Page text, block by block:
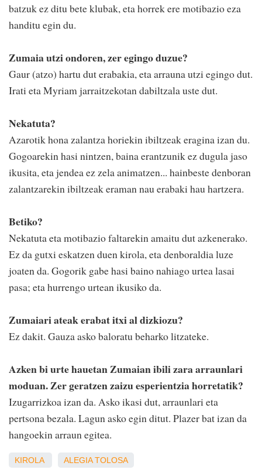
batzuk ez ditu bete klubak, eta horrek ere motibazio eza
handitu egin du.
Zumaia utzi ondoren, zer egingo duzue?
Gaur (atzo) hartu dut erabakia, eta arrauna utzi egingo dut.
Irati eta Myriam jarraitzekotan dabiltzala uste dut.
Nekatuta?
Azarotik hona zalantza horiekin ibiltzeak eragina izan du.
Gogoarekin hasi nintzen, baina erantzunik ez dugula jaso
ikusita, eta jendea ez zela animatzen... hainbeste denboran
zalantzarekin ibiltzeak eraman nau erabaki hau hartzera.
Betiko?
Nekatuta eta motibazio faltarekin amaitu dut azkenerako.
Ez da gutxi eskatzen duen kirola, eta denboraldia luze
joaten da. Gogorik gabe hasi baino nahiago urtea lasai
pasa; eta hurrengo urtean ikusiko da.
Zumaiari ateak erabat itxi al dizkiozu?
Ez dakit. Gauza asko baloratu beharko litzateke.
Azken bi urte hauetan Zumaian ibili zara arraunlari
moduan. Zer geratzen zaizu esperientzia horretatik?
Izugarrizkoa izan da. Asko ikasi dut, arraunlari eta
pertsona bezala. Lagun asko egin ditut. Plazer bat izan da
hangoekin arraun egitea.
KIROLA ALEGIA TOLOSA